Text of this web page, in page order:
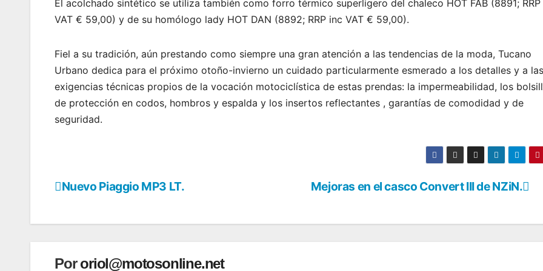
El acolchado sintético se utiliza también como forro térmico superligero del chaleco HOT FAB (8891; RRP
VAT € 59,00) y de su homólogo lady HOT DAN (8892; RRP inc VAT € 59,00).
Fiel a su tradición, aún prestando como siempre una gran atención a las tendencias de la moda, Tucano
Urbano dedica para el próximo otoño-invierno un cuidado particularmente esmerado a los detalles y a las
exigencias técnicas propios de la vocación motociclística de estas prendas: la impermeabilidad, los
de protección en codos, hombros y espalda y los insertos reflectantes , garantías de comodidad y de
seguridad.
Navegación
Mejoras en el casco Convert III de NZiN.
Nuevo Piaggio MP3 LT.
Pororiol@motosonline.net